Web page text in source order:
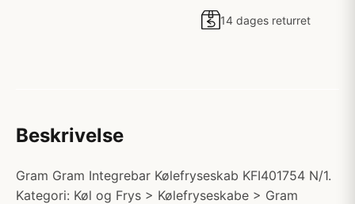
14 dages returret
Beskrivelse
Gram Gram Integrebar Kølefryseskab KFI401754 N/1.
Kategori: Køl og Frys > Kølefryseskabe > Gram